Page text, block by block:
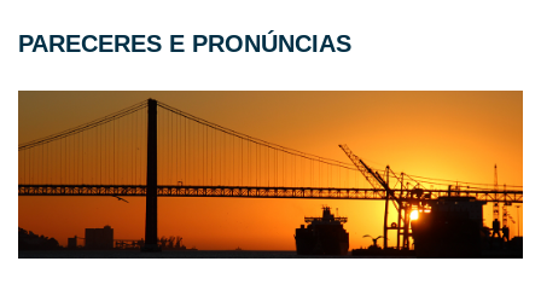
PARECERES E PRONÚNCIAS